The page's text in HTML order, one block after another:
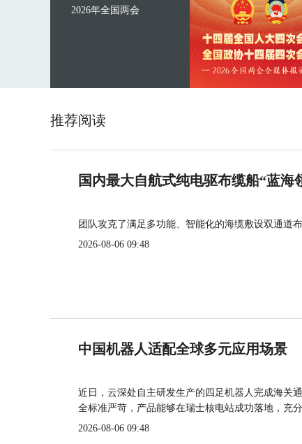
2026年全国两会
推荐阅读
国内最大自航式纯电驱布缆船“蓝海
团队攻克了满足多功能、智能化的海缆敷设双通道
2026-08-06 09:48
中国机器人适配全球多元应用场景
近日，云深处自主研发生产的四足机器人完成海关
全标准严苛，产品能够在瑞士核电站成功落地，充
2026-08-06 09:48